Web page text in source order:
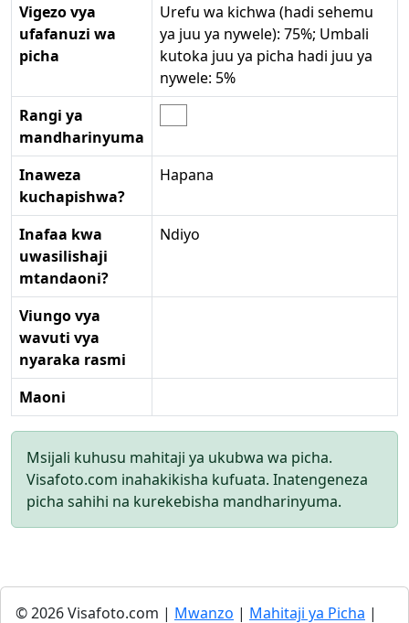
Vigezo vya
ufafanuzi wa
picha
Urefu wa kichwa (hadi sehemu
ya juu ya nywele): 75%; Umbali
kutoka juu ya picha hadi juu ya
nywele: 5%
Rangi ya
mandharinyuma
Inaweza
kuchapishwa?
Hapana
Inafaa kwa
uwasilishaji
mtandaoni?
Ndiyo
Viungo vya
wavuti vya
nyaraka rasmi
Maoni
Msijali kuhusu mahitaji ya ukubwa wa picha.
Visafoto.com inahakikisha kufuata. Inatengeneza
picha sahihi na kurekebisha mandharinyuma.
© 2026 Visafoto.com | Mwanzo | Mahitaji ya Picha |